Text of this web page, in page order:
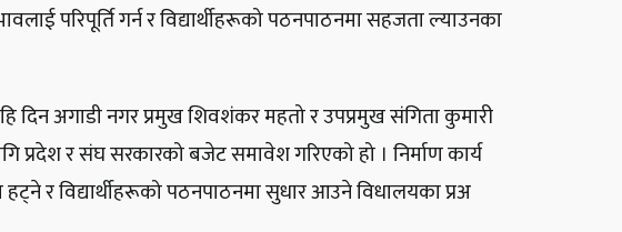
परिपूर्ति गर्न र विद्यार्थीहरूको पठनपाठनमा सहजता ल्याउनका
दिन अगाडी नगर प्रमुख शिवशंकर महतो र उपप्रमुख संगिता कुमारी
र संघ सरकारको बजेट समावेश गरिएको हो । निर्माण कार्य
र विद्यार्थीहरूको पठनपाठनमा सुधार आउने विधालयका प्रअ